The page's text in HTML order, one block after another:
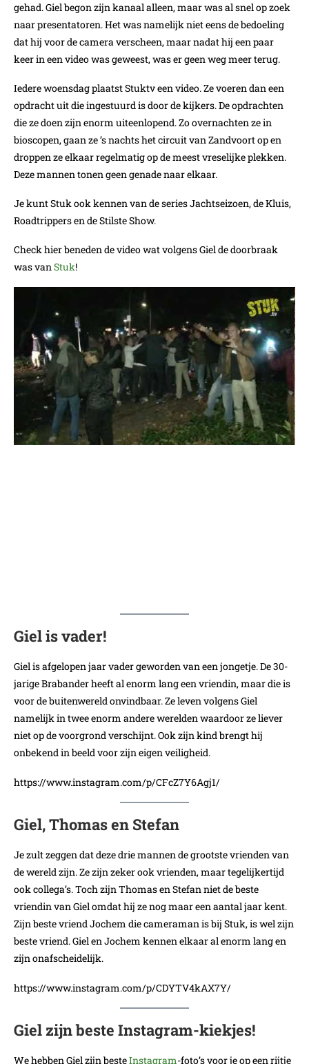
gehad. Giel begon zijn kanaal alleen, maar was al snel op zoek
naar presentatoren. Het was namelijk niet eens de bedoeling
dat hij voor de camera verscheen, maar nadat hij een paar
keer in een video was geweest, was er geen weg meer terug.
Iedere woensdag plaatst Stuktv een video. Ze voeren dan een
opdracht uit die ingestuurd is door de kijkers. De opdrachten
die ze doen zijn enorm uiteenlopend. Zo overnachten ze in
bioscopen, gaan ze ’s nachts het circuit van Zandvoort op en
droppen ze elkaar regelmatig op de meest vreselijke plekken.
Deze mannen tonen geen genade naar elkaar.
Je kunt Stuk ook kennen van de series Jachtseizoen, de Kluis,
Roadtrippers en de Stilste Show.
Check hier beneden de video wat volgens Giel de doorbraak
was vanStuk!
Giel is vader!
Giel is afgelopen jaar vader geworden van een jongetje. De 30-
jarige Brabander heeft al enorm lang een vriendin, maar die is
voor de buitenwereld onvindbaar. Ze leven volgens Giel
namelijk in twee enorm andere werelden waardoor ze liever
niet op de voorgrond verschijnt. Ook zijn kind brengt hij
onbekend in beeld voor zijn eigen veiligheid.
https://www.instagram.com/p/CFcZ7Y6Agj1/
Giel, Thomas en Stefan
Je zult zeggen dat deze drie mannen de grootste vrienden van
de wereld zijn. Ze zijn zeker ook vrienden, maar tegelijkertijd
ook collega’s. Toch zijn Thomas en Stefan niet de beste
vriendin van Giel omdat hij ze nog maar een aantal jaar kent.
Zijn beste vriend Jochem die cameraman is bij Stuk, is wel zijn
beste vriend. Giel en Jochem kennen elkaar al enorm lang en
zijn onafscheidelijk.
https://www.instagram.com/p/CDYTV4kAX7Y/
Giel zijn beste Instagram-kiekjes!
We hebben Giel zijn besteInstagram-foto’s voor je op een rijtje